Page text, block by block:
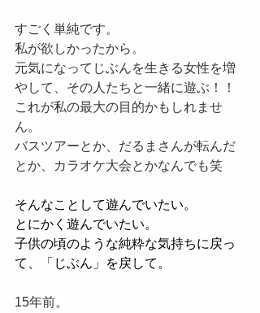
すごく単純です。
私が欲しかったから。
元気になってじぶんを生きる女性を増
やして、その人たちと一緒に遊ぶ！！
これが私の最大の目的かもしれませ
ん。
バスツアーとか、だるまさんが転んだ
とか、カラオケ大会とかなんでも笑
そんなことして遊んでいたい。
とにかく遊んでいたい。
子供の頃のような純粋な気持ちに戻っ
て、「じぶん」を戻して。
15年前。